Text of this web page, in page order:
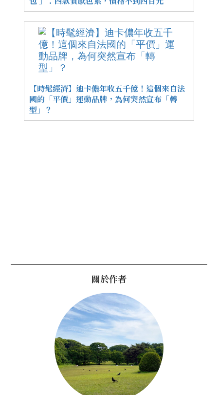
【時髦經濟】迪卡儂年收五千億！這個來自法
國的「平價」運動品牌，為何突然宣布「轉
型」？
關於作者